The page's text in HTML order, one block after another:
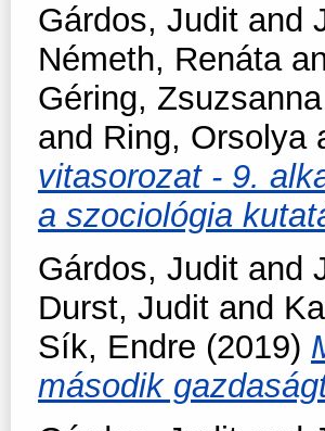
Gárdos, Judit and
Németh, Renáta
Géring, Zsuzsanna
and Ring, Orsolya
vitasorozat - 9.
a szociológia
Gárdos, Judit and
Durst, Judit and
Sík, Endre (2019)
második